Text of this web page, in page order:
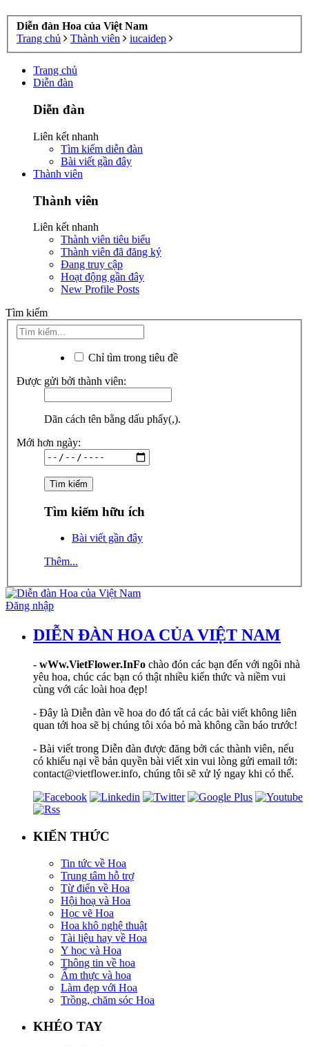
Diễn đàn Hoa của Việt Nam
Trang chủ
Thành viên iucaidep
Trang chủ
Diễn đàn
Diễn đàn
Liên kết nhanh
Tìm kiếm diễn đàn
Bài viết gần đây
Thành viên
Thành viên
Liên kết nhanh
Thành viên tiêu biểu
Thành viên đã đăng ký
Đang truy cập
Hoạt động gần đây
New Profile Posts
Tìm kiếm
Chỉ tìm trong tiêu đề
Được gửi bởi thành viên:
Dãn cách tên bằng dấu phẩy(,).
Mới hơn ngày:
Tìm kiếm hữu ích
Bài viết gần đây
Thêm...
Đăng nhập
DIỄN ĐÀN HOA CỦA VIỆT NAM
- wWw.VietFlower.InFo chào đón các bạn đến với ngôi nhà
yêu hoa, chúc các bạn có thật nhiều kiến thức và niềm vui
cùng với các loài hoa đẹp!
- Đây là Diễn đàn về hoa do đó tất cả các bài viết không liên
quan tới hoa sẽ bị chúng tôi xóa bỏ mà không cần báo trước!
- Bài viết trong Diễn đàn được đăng bởi các thành viên, nếu
có khiếu nại về bản quyền bài viết xin vui lòng gửi email tới:
contact@vietflower.info, chúng tôi sẽ xử lý ngay khi có thể.
KIẾN THỨC
Tin tức về Hoa
Trung tâm hỗ trợ
Từ điển về Hoa
Hội hoạ và Hoa
Học vẽ Hoa
Hoa khô nghệ thuật
Tài liệu hay về Hoa
Y học và Hoa
Thông tin về hoa
Ẩm thực và hoa
Làm đẹp với Hoa
Trồng, chăm sóc Hoa
KHÉO TAY